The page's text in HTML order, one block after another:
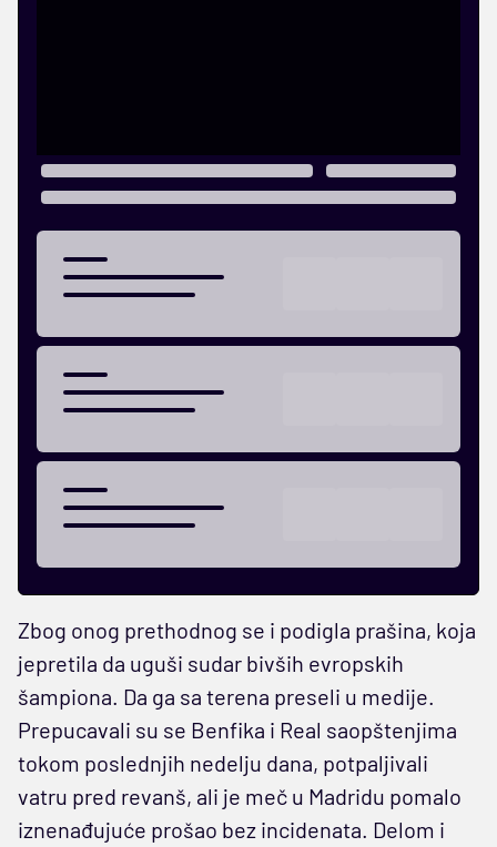
Zbog onog prethodnog se i podigla prašina, koja
jepretila da uguši sudar bivših evropskih
šampiona. Da ga sa terena preseli u medije.
Prepucavali su se Benfika i Real saopštenjima
tokom poslednjih nedelju dana, potpaljivali
vatru pred revanš, ali je meč u Madridu pomalo
iznenađujuće prošao bez incidenata. Delom i